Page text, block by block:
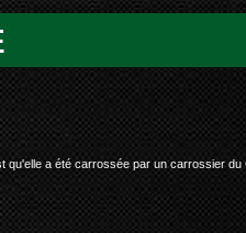
rolls-royce silver-ghost
a été carrossée par un carrossier du